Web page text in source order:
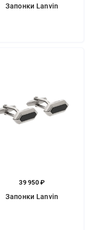
Запонки Lanvin
39 950 ₽
Запонки Lanvin